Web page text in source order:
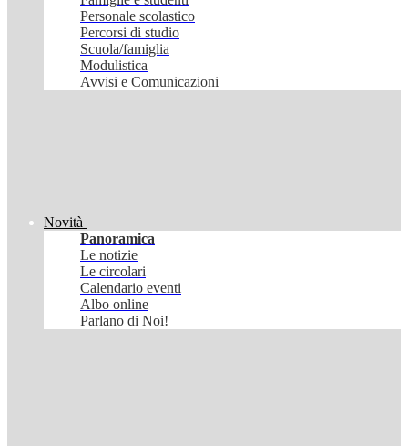
Personale scolastico
Percorsi di studio
Scuola/famiglia
Modulistica
Avvisi e Comunicazioni
Novità
Panoramica
Le notizie
Le circolari
Calendario eventi
Albo online
Parlano di Noi!